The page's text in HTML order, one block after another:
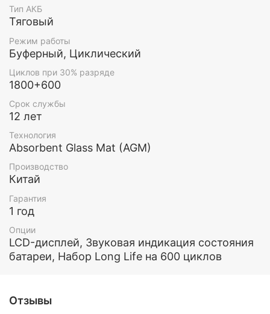
Тип АКБ
Тяговый
Режим работы
Буферный, Циклический
Циклов при 30% разряде
1800+600
Срок службы
12 лет
Технология
Absorbent Glass Mat (AGM)
Производство
Китай
Гарантия
1 год
Опции
LCD-дисплей, Звуковая индикация состояния
батареи, Набор Long Life на 600 циклов
Отзывы